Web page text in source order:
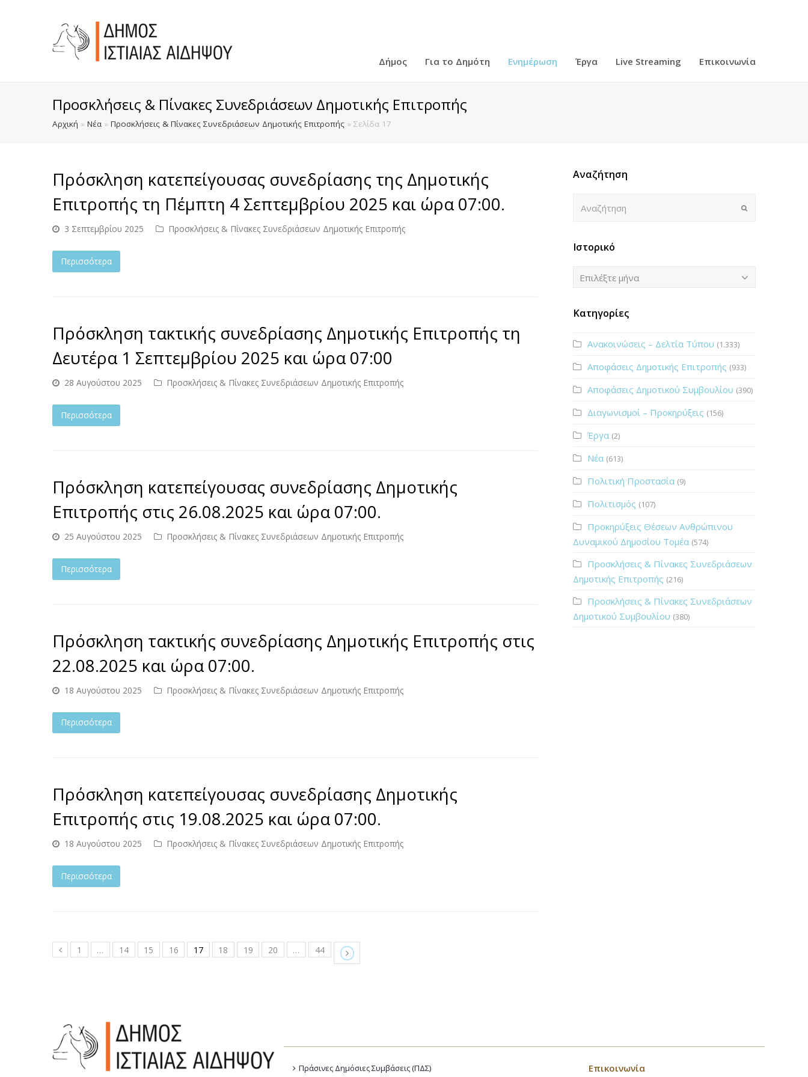
Δήμος Για το Δημότη Ενημέρωση Έργα Live Streaming Επικοινωνία
Προσκλήσεις & Πίνακες Συνεδριάσεων Δημοτικής Επιτροπής
Αρχική » Νέα » Προσκλήσεις & Πίνακες Συνεδριάσεων Δημοτικής Επιτροπής » Σελίδα 17
Πρόσκληση κατεπείγουσας συνεδρίασης της Δημοτικής
Επιτροπής τη Πέμπτη 4 Σεπτεμβρίου 2025 και ώρα 07:00.
3 Σεπτεμβρίου 2025 Προσκλήσεις & Πίνακες Συνεδριάσεων Δημοτικής Επιτροπής
Περισσότερα
Πρόσκληση τακτικής συνεδρίασης Δημοτικής Επιτροπής τη
Δευτέρα 1 Σεπτεμβρίου 2025 και ώρα 07:00
28 Αυγούστου 2025 Προσκλήσεις & Πίνακες Συνεδριάσεων Δημοτικής Επιτροπής
Περισσότερα
Πρόσκληση κατεπείγουσας συνεδρίασης Δημοτικής
Επιτροπής στις 26.08.2025 και ώρα 07:00.
25 Αυγούστου 2025 Προσκλήσεις & Πίνακες Συνεδριάσεων Δημοτικής Επιτροπής
Περισσότερα
Πρόσκληση τακτικής συνεδρίασης Δημοτικής Επιτροπής στις
22.08.2025 και ώρα 07:00.
18 Αυγούστου 2025 Προσκλήσεις & Πίνακες Συνεδριάσεων Δημοτικής Επιτροπής
Περισσότερα
Πρόσκληση κατεπείγουσας συνεδρίασης Δημοτικής
Επιτροπής στις 19.08.2025 και ώρα 07:00.
18 Αυγούστου 2025 Προσκλήσεις & Πίνακες Συνεδριάσεων Δημοτικής Επιτροπής
Περισσότερα
1 … 14 15 16 17 18 19 20 … 44
Αναζήτηση
Ιστορικό
Ιστορικό
Επιλέξτε μήνα
Κατηγορίες
Ανακοινώσεις – Δελτία Τύπου (1.333)
Αποφάσεις Δημοτικής Επιτροπής (933)
Αποφάσεις Δημοτικού Συμβουλίου (390)
Διαγωνισμοί – Προκηρύξεις (156)
Έργα (2)
Νέα (613)
Πολιτική Προστασία (9)
Πολιτισμός (107)
Προκηρύξεις Θέσεων Ανθρώπινου
Δυναμικού Δημοσίου Τομέα (574)
Προσκλήσεις & Πίνακες Συνεδριάσεων
Δημοτικής Επιτροπής (216)
Προσκλήσεις & Πίνακες Συνεδριάσεων
Δημοτικού Συμβουλίου (380)
Πράσινες Δημόσιες Συμβάσεις (ΠΔΣ) Επικοινωνία